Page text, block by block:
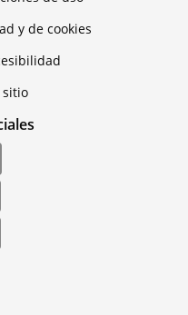
y de cookies
sitio